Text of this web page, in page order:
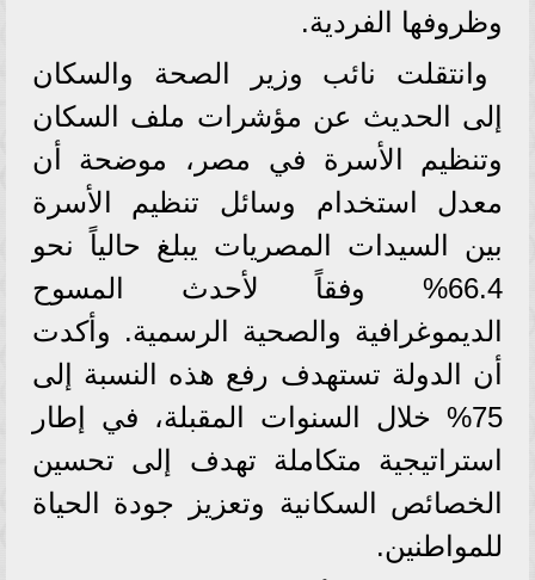
وظروفها الفردية.
وانتقلت نائب وزير الصحة والسكان
إلى الحديث عن مؤشرات ملف السكان
وتنظيم الأسرة في مصر، موضحة أن
معدل استخدام وسائل تنظيم الأسرة
بين السيدات المصريات يبلغ حالياً نحو
66.4% وفقاً لأحدث المسوح
الديموغرافية والصحية الرسمية. وأكدت
أن الدولة تستهدف رفع هذه النسبة إلى
75% خلال السنوات المقبلة، في إطار
استراتيجية متكاملة تهدف إلى تحسين
الخصائص السكانية وتعزيز جودة الحياة
للمواطنين.